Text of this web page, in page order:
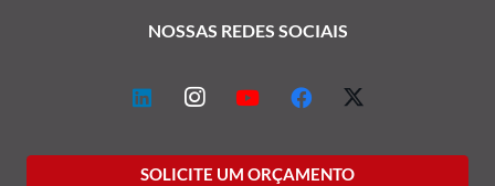
NOSSAS REDES SOCIAIS
SOLICITE UM ORÇAMENTO